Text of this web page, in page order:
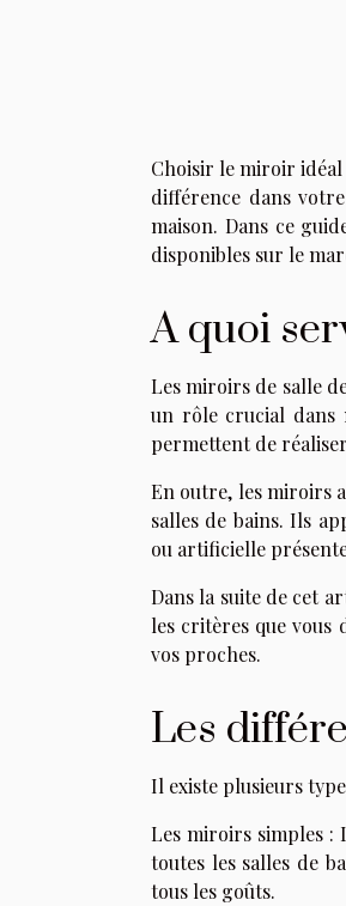
Choisir le miroir idéal
différence dans
maison. Dans ce
disponibles sur le
A quoi
Les miroirs de salle
un rôle crucial dans
permettent de
En outre, les miroirs
salles de bains. Ils
ou artificielle
Dans la suite de cet
les critères que
vos proches.
Les
Il existe plusieurs
Les miroirs simples :
toutes les salles de
tous les goûts.